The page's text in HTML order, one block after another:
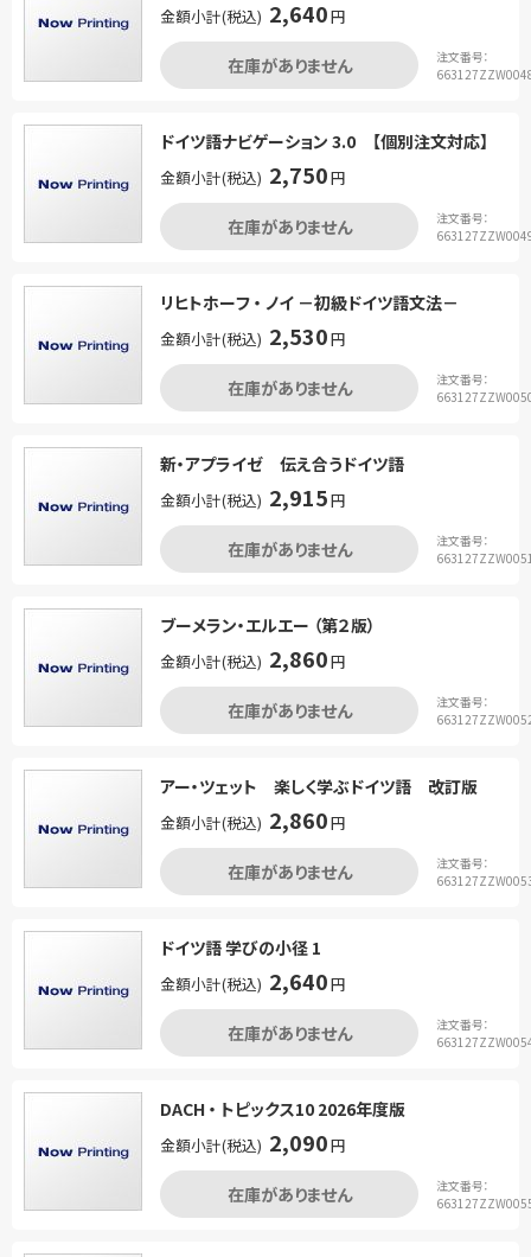
金額小計(税込) 2,640円
在庫がありません
注文番号：
ドイツ語ナビゲーション 3.0 【個別注文対応】
金額小計(税込) 2,750円
在庫がありません
注文番号：
リヒトホーフ ・ ノイ －初級ドイツ語文法－
金額小計(税込) 2,530円
在庫がありません
注文番号：
新・アプライゼ 伝え合うドイツ語
金額小計(税込) 2,915円
在庫がありません
注文番号：
ブーメラン・エルエー （第２版）
金額小計(税込) 2,860円
在庫がありません
注文番号：
アー・ツェット 楽しく学ぶドイツ語 改訂版
金額小計(税込) 2,860円
在庫がありません
注文番号：
ドイツ語 学びの小径 1
金額小計(税込) 2,640円
在庫がありません
注文番号：
DACH ・ トピックス10 2026年度版
金額小計(税込) 2,090円
在庫がありません
注文番号：